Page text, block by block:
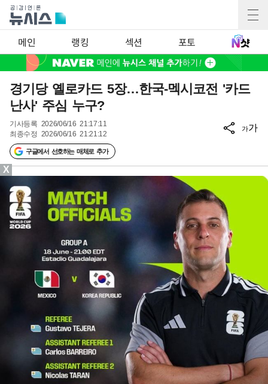
메인 랭킹 섹션 포토
경기당 옐로카드 5장…한국-멕시코전 '카드
난사' 주심 누구?
기사등록 2026/06/16 21:17:11
최종수정 2026/06/16 21:21:12
구글에서 선호하는 매체로 추가
가가
X